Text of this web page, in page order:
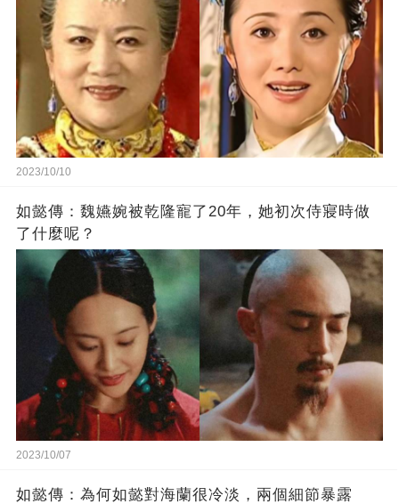
2023/10/10
如懿傳：魏嬿婉被乾隆寵了20年，她初次侍寢時做
了什麼呢？
2023/10/07
如懿傳：為何如懿對海蘭很冷淡，兩個細節暴露